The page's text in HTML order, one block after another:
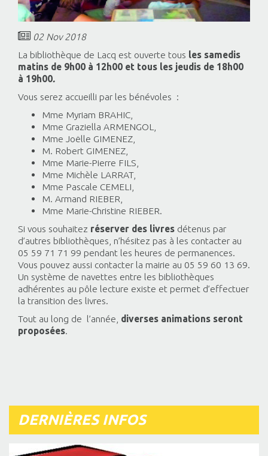
02 Nov 2018
La bibliothèque de Lacq est ouverte tous les samedis
matins de 9h00 à 12h00 et tous les jeudis de 18h00
à 19h00.
Vous serez accueilli par les bénévoles :
Mme Myriam BRAHIC,
Mme Graziella ARMENGOL,
Mme Joëlle GIMENEZ,
M. Robert GIMENEZ,
Mme Marie-Pierre FILS,
Mme Michèle LARRAT,
Mme Pascale CEMELI,
M. Armand RIEBER,
Mme Marie-Christine RIEBER.
Si vous souhaitez réserver des livres détenus par
d’autres bibliothèques, n’hésitez pas à les contacter au
05 59 71 71 99 pendant les heures de permanences.
Vous pouvez aussi contacter la mairie au 05 59 60 13 69.
Un système de navettes entre les bibliothèques
adhérentes au pôle lecture existe et permet d’effectuer
la transition des livres.
Tout au long de l’année, diverses animations seront
proposées
DERNIÈRES INFOS